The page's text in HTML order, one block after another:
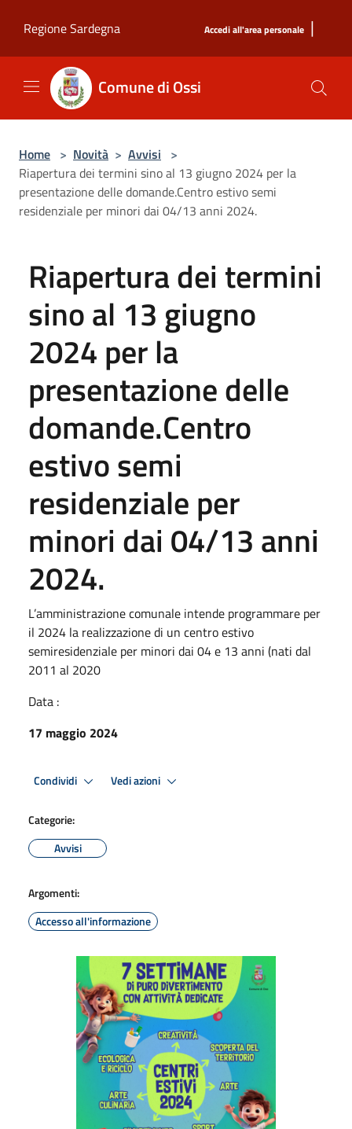
Regione Sardegna
Accedi all'area personale |
Comune di Ossi
Home > Novità > Avvisi >
Riapertura dei termini sino al 13 giugno 2024 per la
presentazione delle domande.Centro estivo semi
residenziale per minori dai 04/13 anni 2024.
Riapertura dei termini
sino al 13 giugno
2024 per la
presentazione delle
domande.Centro
estivo semi
residenziale per
minori dai 04/13 anni
2024.
L’amministrazione comunale intende programmare per
il 2024 la realizzazione di un centro estivo
semiresidenziale per minori dai 04 e 13 anni (nati dal
2011 al 2020
Data :
17 maggio 2024
Condividi Vedi azioni
Categorie:
Avvisi
Argomenti:
Accesso all'informazione